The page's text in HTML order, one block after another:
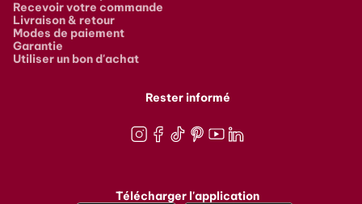
Recevoir votre commande
Livraison & retour
Modes de paiement
Garantie
Utiliser un bon d'achat
Rester informé
Télécharger l'application